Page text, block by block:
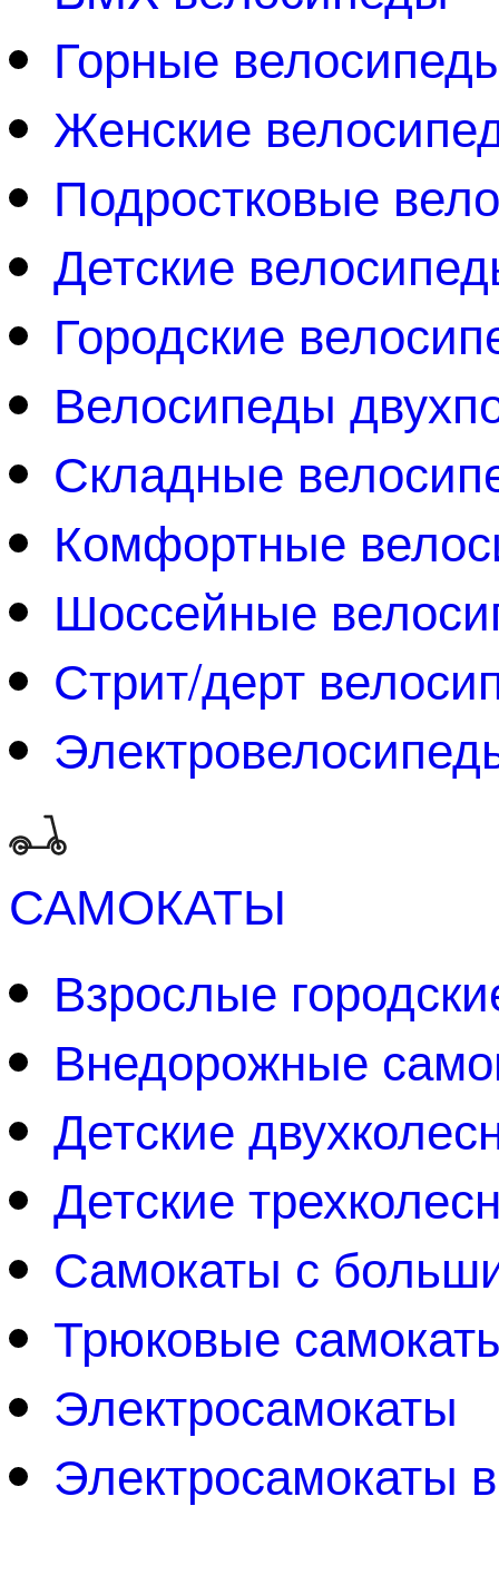
Горные
Женские
Подростковые
Детские
Городские
Велосипеды
Складные
Комфортные
Шоссейные
Стрит/дерт
САМОКАТЫ
Взрослые
Внедорожные
Детские
Детские
Самокаты с
Трюковые
Электросамокаты
Электросамокаты